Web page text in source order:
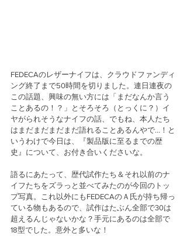
FEDECAのレザーナイフは、クラウドファンディ
ング終了まで50時間を切りました。連日連夜の
この話題、興味の無い方には「まだなんか言う
ことあるの！？」とそろそろ（とっくに？）イ
ヤがられそうなナイフの話、でもね、本人たち
はまだまだまだまだ語れることあるんやで…！と
いうわけで今日は、『製品版に至るまでの歴
史』について、お付き合いくださいな。
語るにあたって、歴代試作たち＆それ以前のナ
イフたちをズラっと並べてみたのが今回のトッ
プ写真。これ以外にもFEDECAのＡ氏が持ち帰っ
ている物もあるので、試作はたぶん全部で30は
超えるんじゃないかな？手元にあるのは全部で
18型でした。意外と多いな！